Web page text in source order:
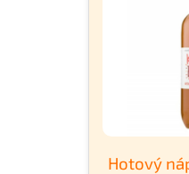
Hotový